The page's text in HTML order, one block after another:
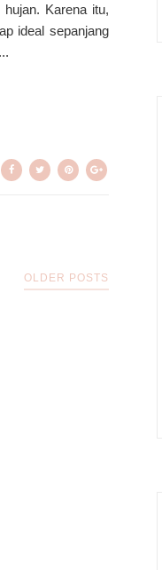
Karena itu,
ideal sepanjang
OLDER POSTS